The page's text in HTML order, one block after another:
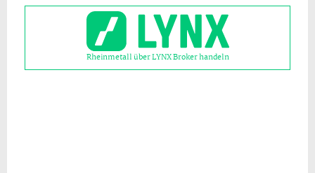
Rheinmetall über LYNX Broker handeln